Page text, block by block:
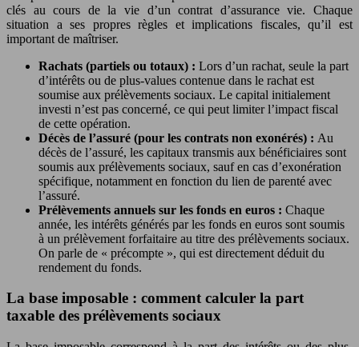
clés au cours de la vie d’un contrat d’assurance vie. Chaque
situation a ses propres règles et implications fiscales, qu’il est
important de maîtriser.
Rachats (partiels ou totaux) : Lors d’un rachat, seule la part
d’intérêts ou de plus-values contenue dans le rachat est
soumise aux prélèvements sociaux. Le capital initialement
investi n’est pas concerné, ce qui peut limiter l’impact fiscal
de cette opération.
Décès de l’assuré (pour les contrats non exonérés) : Au
décès de l’assuré, les capitaux transmis aux bénéficiaires sont
soumis aux prélèvements sociaux, sauf en cas d’exonération
spécifique, notamment en fonction du lien de parenté avec
l’assuré.
Prélèvements annuels sur les fonds en euros : Chaque
année, les intérêts générés par les fonds en euros sont soumis
à un prélèvement forfaitaire au titre des prélèvements sociaux.
On parle de « précompte », qui est directement déduit du
rendement du fonds.
La base imposable : comment calculer la part
taxable des prélèvements sociaux